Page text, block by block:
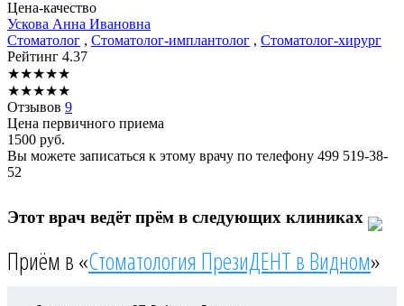
Цена-качество
Ускова Анна Ивановна
Стоматолог , Стоматолог-имплантолог , Стоматолог-хирург
Рейтинг 4.37
★★★★★
★★★★★
Отзывов 9
Цена первичного приема
1500 руб.
Вы можете записаться к этому врачу по телефону 499 519-38-
52
Этот врач ведёт прём в следующих клиниках
Приём в «Стоматология ПрезиДЕНТ в Видном»